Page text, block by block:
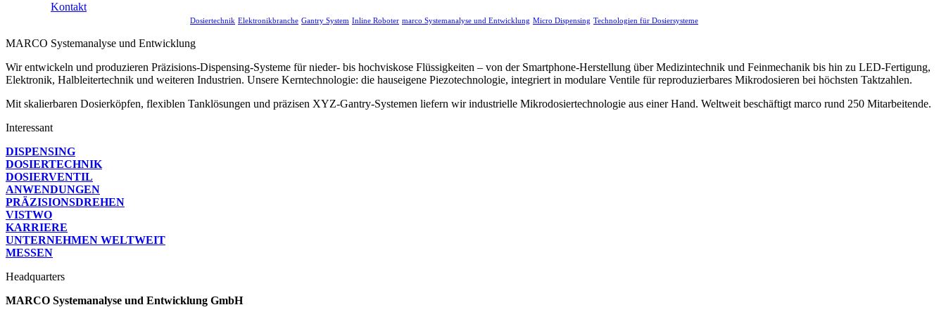
Kontakt
Dosiertechnik Elektronikbranche Gantry System Inline Roboter marco Systemanalyse und Entwicklung Micro Dispensing Technologien für Dosiersysteme
MARCO Systemanalyse und Entwicklung
Wir entwickeln und produzieren Präzisions-Dispensing-Systeme für nieder- bis hochviskose Flüssigkeiten – von der Smartphone-Herstellung über Medizintechnik und Feinmechanik bis hin zu LED-Fertigung,
Elektronik, Halbleitertechnik und weiteren Industrien. Unsere Kerntechnologie: die hauseigene Piezotechnologie, integriert in modulare Ventile für reproduzierbares Mikrodosieren bei höchsten Taktzahlen.
Mit skalierbaren Dosierköpfen, flexiblen Tanklösungen und präzisen XYZ-Gantry-Systemen liefern wir industrielle Mikrodosiertechnologie aus einer Hand. Weltweit beschäftigt marco rund 250 Mitarbeitende.
Interessant
DISPENSING
DOSIERTECHNIK
DOSIERVENTIL
ANWENDUNGEN
PRÄZISIONS­DREHEN
VISTWO
KARRIERE
UNTERNEHMEN WELTWEIT
MESSEN
Headquarters
MARCO Systemanalyse und Entwicklung GmbH